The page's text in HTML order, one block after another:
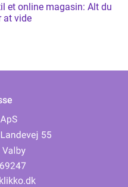
et online magasin: Alt du
at vide